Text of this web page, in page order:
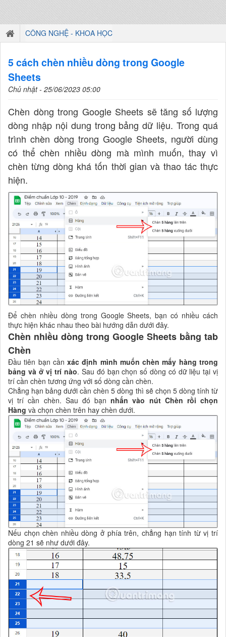
CÔNG NGHỆ - KHOA HỌC
5 cách chèn nhiều dòng trong Google
Sheets
Chủ nhật - 25/06/2023 05:00
Chèn dòng trong Google Sheets sẽ tăng số lượng
dòng nhập nội dung trong bảng dữ liệu. Trong quá
trình chèn dòng trong Google Sheets, người dùng
có thể chèn nhiều dòng mà mình muốn, thay vì
chèn từng dòng khá tốn thời gian và thao tác thực
hiện.
Để chèn nhiều dòng trong Google Sheets, bạn có nhiều cách
thực hiện khác nhau theo bài hướng dẫn dưới đây.
Chèn nhiều dòng trong Google Sheets bằng tab
Chèn
Đầu tiên bạn cầnxác định mình muốn chèn mấy hàng trong
bảng và ở vị trí nào. Sau đó bạn chọn số dòng có dữ liệu tại vị
trí cần chèn tương ứng với số dòng cần chèn.
Chẳng hạn bảng dưới cần chèn 5 dòng thì sẽ chọn 5 dòng tính từ
vị trí cần chèn. Sau đó bạnnhấn vào nút Chèn rồi chọn
Hàng và chọn chèn trên hay chèn dưới.
Nếu chọn chèn nhiều dòng ở phía trên, chẳng hạn tính từ vị trí
dòng 21 sẽ như dưới đây.